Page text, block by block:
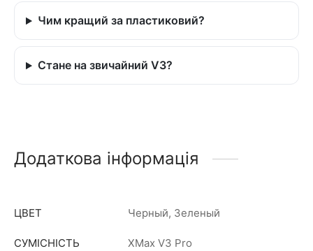
Чим кращий за пластиковий?
Стане на звичайний V3?
Додаткова інформація
ЦВЕТ Черный, Зеленый
СУМІСНІСТЬ XMax V3 Pro